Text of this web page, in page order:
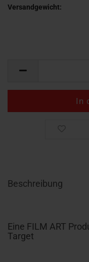
Versandgewicht:
Beschreibung
Eine FILM ART
Target